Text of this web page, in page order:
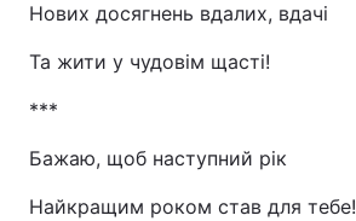
Нових досягнень вдалих, вдачі
Та жити у чудовім щасті!
***
Бажаю, щоб наступний рік
Найкращим роком став для тебе!